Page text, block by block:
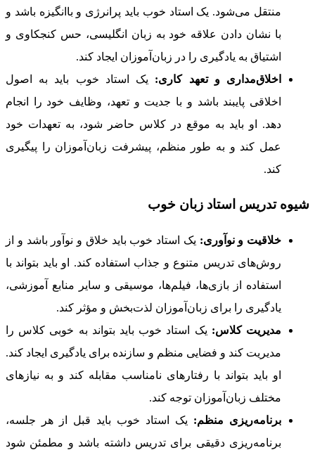
منتقل می‌شود. یک استاد خوب باید پرانرژی و باانگیزه باشد و
با نشان دادن علاقه خود به زبان انگلیسی، حس کنجکاوی و
اشتیاق به یادگیری را در زبان‌آموزان ایجاد کند.
اخلاق‌مداری و تعهد کاری:یک استاد خوب باید به اصول
اخلاقی پایبند باشد و با جدیت و تعهد، وظایف خود را انجام
دهد. او باید به موقع در کلاس حاضر شود، به تعهدات خود
عمل کند و به طور منظم، پیشرفت زبان‌آموزان را پیگیری
کند.
شیوه تدریس استاد زبان خوب
خلاقیت و نوآوری:یک استاد خوب باید خلاق و نوآور باشد و از
روش‌های تدریس متنوع و جذاب استفاده کند. او باید بتواند با
استفاده از بازی‌ها، فیلم‌ها، موسیقی و سایر منابع آموزشی،
یادگیری را برای زبان‌آموزان لذت‌بخش و مؤثر کند.
مدیریت کلاس:یک استاد خوب باید بتواند به خوبی کلاس را
مدیریت کند و فضایی منظم و سازنده برای یادگیری ایجاد کند.
او باید بتواند با رفتارهای نامناسب مقابله کند و به نیازهای
مختلف زبان‌آموزان توجه کند.
برنامه‌ریزی منظم:یک استاد خوب باید قبل از هر جلسه،
برنامه‌ریزی دقیقی برای تدریس داشته باشد و مطمئن شود